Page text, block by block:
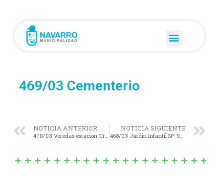
469/03 Cementerio
NOTICIA ANTERIOR
470/03 Veredas estacion Trocha
NOTICIA SIGUIENTE
468/03 Jardin Infantil Nº 905